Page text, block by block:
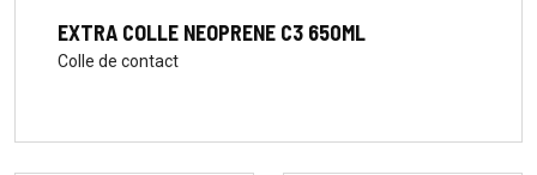
EXTRA COLLE NEOPRENE C3 650ML
Colle de contact